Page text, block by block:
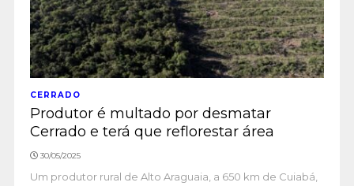
CERRADO
Produtor é multado por desmatar
Cerrado e terá que reflorestar área
30/05/2025
Um produtor rural de Alto Araguaia, a 650 km de Cuiabá,